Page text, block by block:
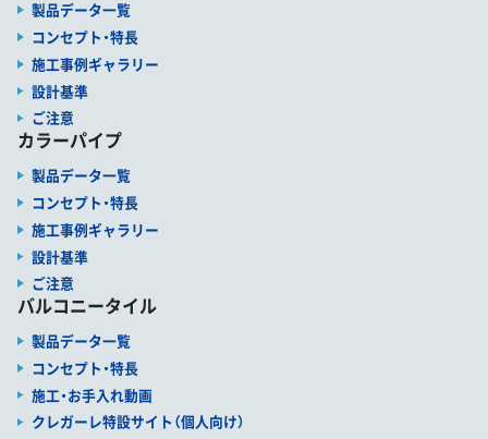
製品データ一覧
コンセプト・特長
施工事例ギャラリー
設計基準
ご注意
カラーパイプ
製品データ一覧
コンセプト・特長
施工事例ギャラリー
設計基準
ご注意
バルコニータイル
製品データ一覧
コンセプト・特長
施工・お手入れ動画
クレガーレ特設サイト（個人向け）